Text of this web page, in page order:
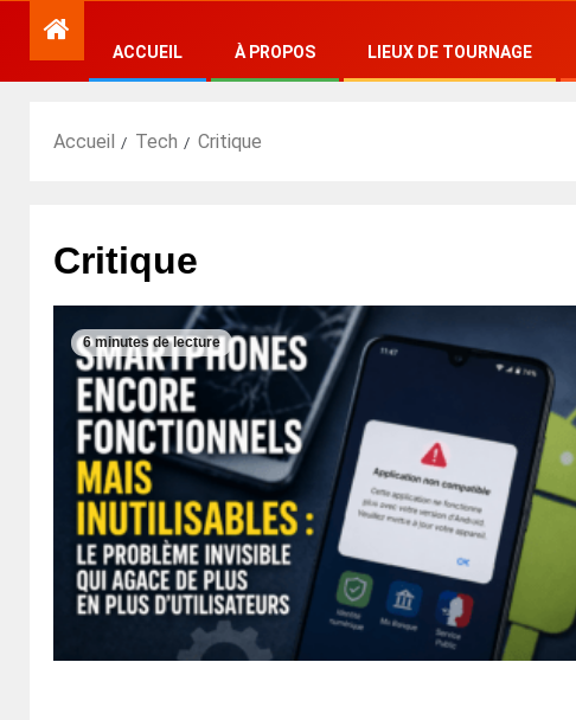
ACCUEIL À PROPOS LIEUX DE TOURNAGE
Accueil Tech Critique
Critique
6 minutes de lecture